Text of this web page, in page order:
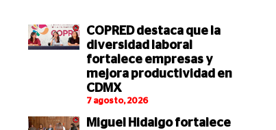
COPRED destaca que la
diversidad laboral
fortalece empresas y
mejora productividad en
CDMX
7 agosto, 2026
Miguel Hidalgo fortalece